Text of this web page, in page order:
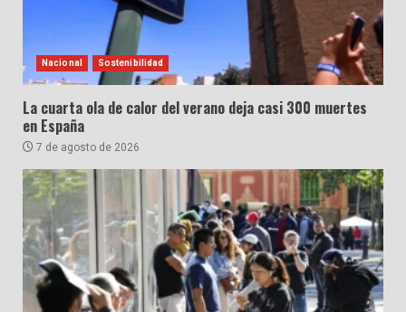
Nacional Sostenibilidad
La cuarta ola de calor del verano deja casi 300 muertes
en España
7 de agosto de 2026